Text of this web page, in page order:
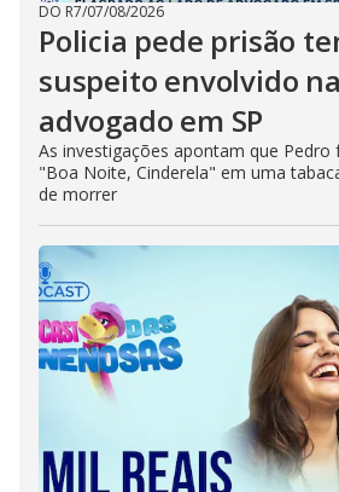
DO R7/07/08/2026
Policia pede prisão
suspeito envolvido
advogado em SP
As investigações apontam que
"Boa Noite, Cinderela" em uma
de morrer